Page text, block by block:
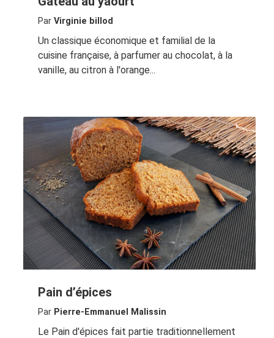
Par Virginie billod
Un classique économique et familial de la
cuisine française, à parfumer au chocolat, à la
vanille, au citron à l'orange...
Pain d’épices
Par Pierre-Emmanuel Malissin
Le Pain d'épices fait partie traditionnellement